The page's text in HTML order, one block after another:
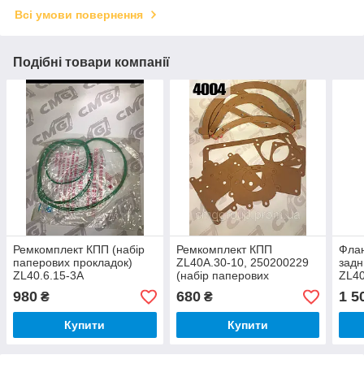
Всі умови повернення
Подібні товари компанії
Ремкомплект КПП (набір
паперових прокладок)
ZL40.6.15-3A
980 ₴
Купити
Ремкомплект КПП
ZL40A.30-10, 250200229
(набір паперових
прокладок) навантажувача
ZL50G LW500 XCMG
680₴
Купити
1